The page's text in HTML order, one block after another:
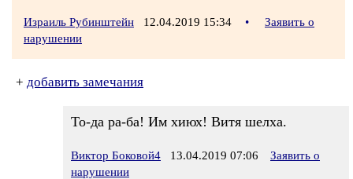
Израиль Рубинштейн 12.04.2019 15:34 •
Заявить о
нарушении
+ добавить замечания
То-да ра-ба! Им хиюх! Витя шелха.
Виктор Боковой4 13.04.2019 07:06
Заявить о
нарушении